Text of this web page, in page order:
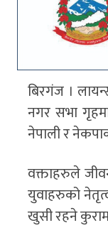
बिरगंज ।
नगर सभा
नेपाली र
वक्ताहरुले
युवाहरुको
खुसी रहने